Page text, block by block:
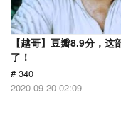
【越哥】豆瓣8.9分，
了！
# 340
2020-09-20 02:09